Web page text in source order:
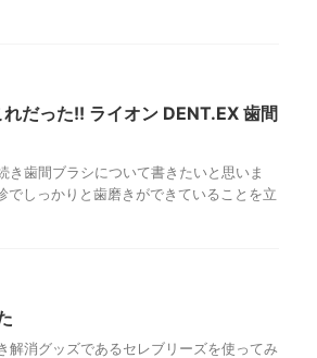
だった!! ライオン DENT.EX 歯間
き歯間ブラシについて書きたいと思いま
しっかりと歯磨きができていることを立
解消グッズであるセレブリーズを使ってみ